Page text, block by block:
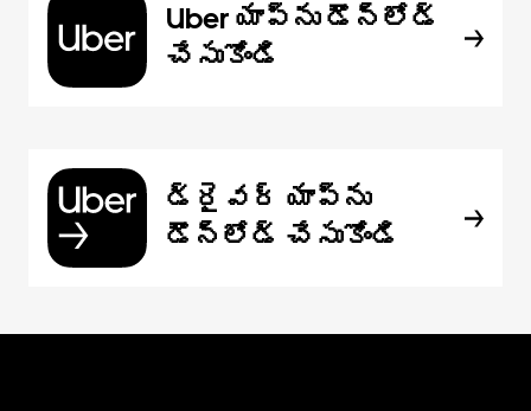
Uber యాప్‌ను డౌన్‌లోడ్
చేసుకోండి
డ్రైవర్ యాప్‌ను
డౌన్‌లోడ్ చేసుకోండి